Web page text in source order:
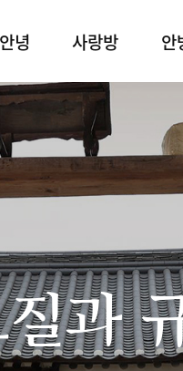
안녕 사랑방 안
과